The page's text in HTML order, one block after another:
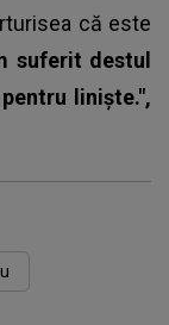
că este
suferit destul
liniște.",